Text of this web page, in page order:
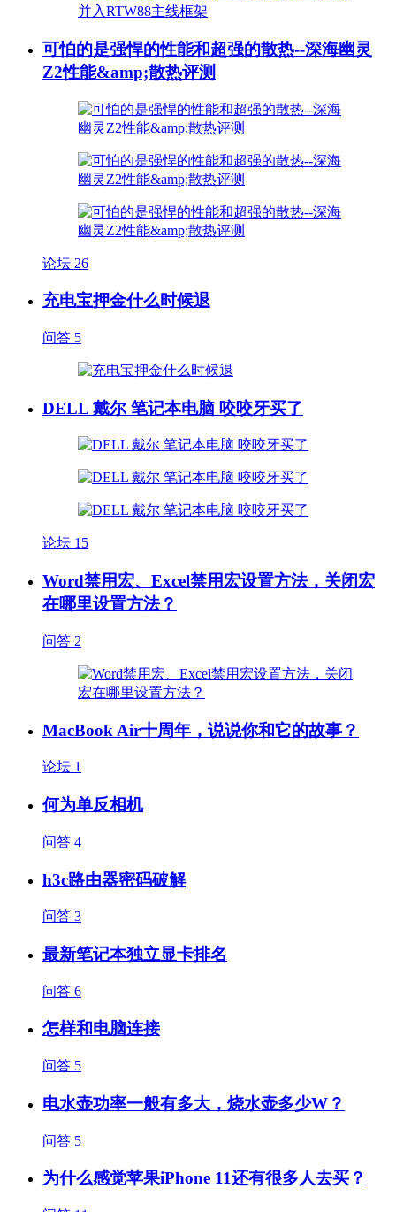
可怕的是强悍的性能和超强的散热--深海幽灵
Z2性能&amp;散热评测
论坛 26
充电宝押金什么时候退
问答 5
DELL 戴尔 笔记本电脑 咬咬牙买了
论坛 15
Word禁用宏、Excel禁用宏设置方法，关闭宏
在哪里设置方法？
问答 2
MacBook Air十周年，说说你和它的故事？
论坛 1
何为单反相机
问答 4
h3c路由器密码破解
问答 3
最新笔记本独立显卡排名
问答 6
怎样和电脑连接
问答 5
电水壶功率一般有多大，烧水壶多少W？
问答 5
为什么感觉苹果iPhone 11还有很多人去买？